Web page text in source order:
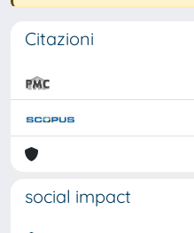
Citazioni
social impact